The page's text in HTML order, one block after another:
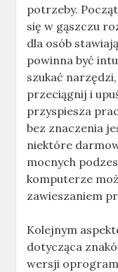
potrzeby.
się w gąszczu
dla osób
powinna być
szukać
przeciągnij i
przyspiesza
bez znaczenia
niektóre
mocnych
komputerze
zawieszaniem
Kolejnym
dotycząca
wersji